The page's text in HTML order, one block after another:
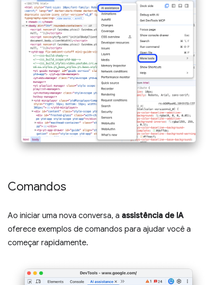
Comandos
Ao iniciar uma nova conversa, a assistência de IA
oferece exemplos de comandos para ajudar você a
começar rapidamente.